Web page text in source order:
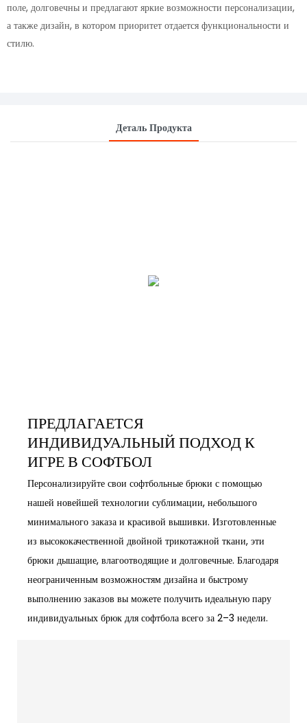
поле, долговечны и предлагают яркие возможности персонализации,
а также дизайн, в котором приоритет отдается функциональности и
стилю.
Деталь Продукта
ПРЕДЛАГАЕТСЯ
ИНДИВИДУАЛЬНЫЙ ПОДХОД К
ИГРЕ В СОФТБОЛ
Персонализируйте свои софтбольные брюки с помощью
нашей новейшей технологии сублимации, небольшого
минимального заказа и красивой вышивки. Изготовленные
из высококачественной двойной трикотажной ткани, эти
брюки дышащие, влагоотводящие и долговечные. Благодаря
неограниченным возможностям дизайна и быстрому
выполнению заказов вы можете получить идеальную пару
индивидуальных брюк для софтбола всего за 2–3 недели.